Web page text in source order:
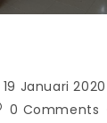
19 Januari 2020
0 Comments